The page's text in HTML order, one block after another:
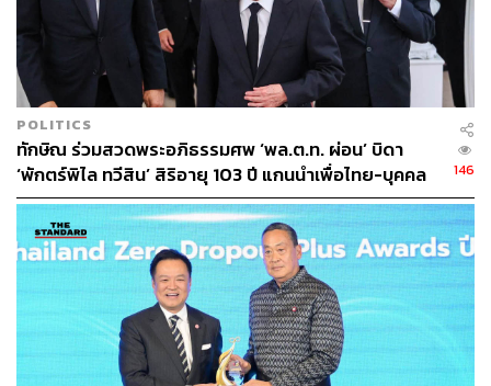
POLITICS
ทักษิณ ร่วมสวดพระอภิธรรมศพ ‘พล.ต.ท. ผ่อน’ บิดา
‘พักตร์พิไล ทวีสิน’ สิริอายุ 103 ปี แกนนำเพื่อไทย-บุคคล
หลากวงการร่วมอาลัย
146